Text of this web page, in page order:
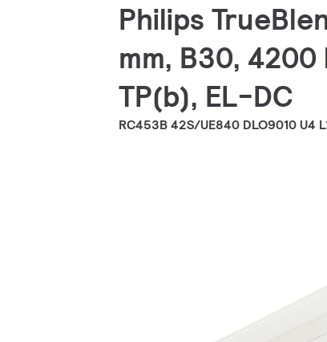
Philips
mm, B30, 4200
TP(b), EL-DC
RC453B 42S/UE840 DLO9010 U4